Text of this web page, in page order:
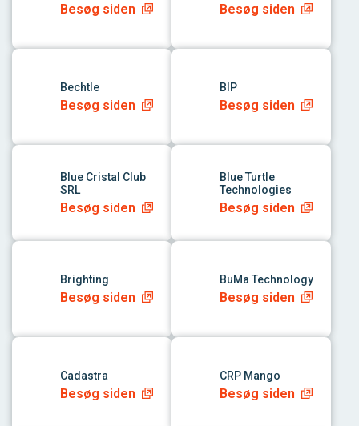
Besøg siden Besøg siden
link til app
Bechtle
Besøg siden
link til app
BIP
Besøg siden
link til app
Blue Cristal Club
SRL
Besøg siden
link til app
Blue Turtle
Technologies
Besøg siden
link til app
Brighting
Besøg siden
link til app
BuMa Technology
Besøg siden
link til app
Cadastra
Besøg siden
link til app
CRP Mango
Besøg siden